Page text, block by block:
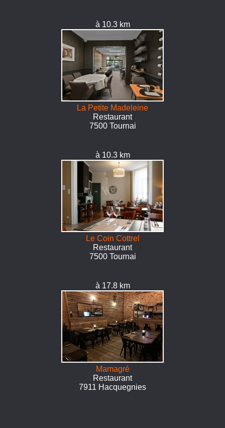
à 10.3 km
La Petite Madeleine
Restaurant
7500 Tournai
à 10.3 km
Le Coin Cottrel
Restaurant
7500 Tournai
à 17.8 km
Mamagré
Restaurant
7911 Hacquegnies